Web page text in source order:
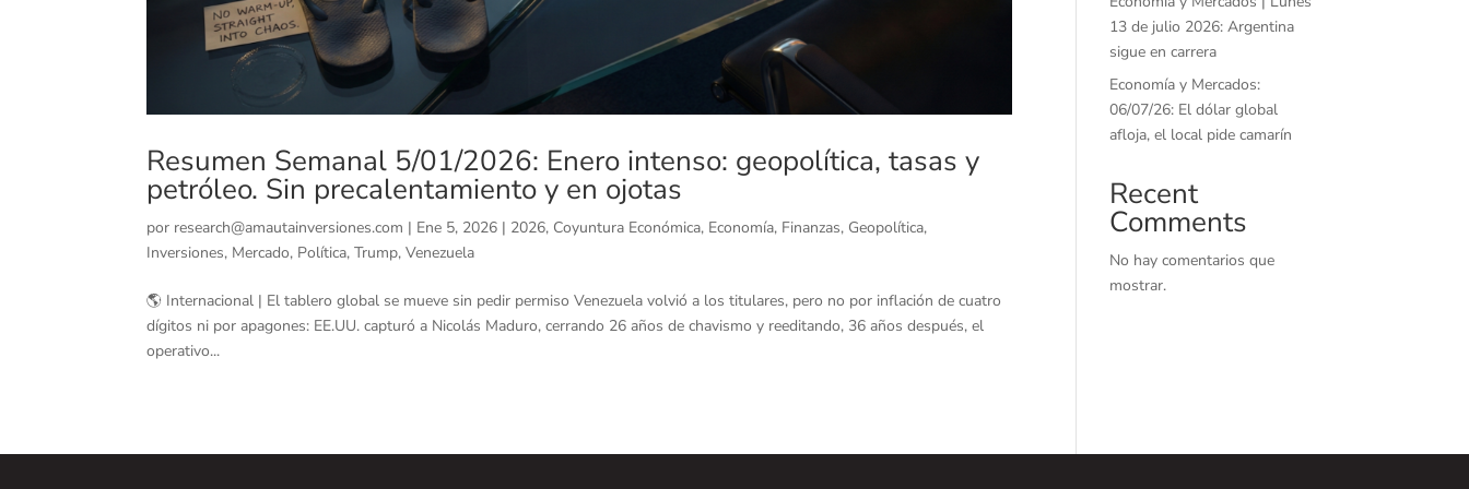
Resumen Semanal 5/01/2026: Enero intenso: geopolítica, tasas y
petróleo. Sin precalentamiento y en ojotas
por research@amautainversiones.com | Ene 5, 2026 | 2026, Coyuntura Económica, Economía, Finanzas, Geopolítica,
Inversiones, Mercado, Política,Trump,Venezuela
🌎 Internacional | El tablero global se mueve sin pedir permiso Venezuela volvió a los titulares, pero no por inflación de cuatro
dígitos ni por apagones: EE.UU. capturó a Nicolás Maduro, cerrando 26 años de chavismo y reeditando, 36 años después, el
operativo...
13 de julio 2026: Argentina
sigue en carrera
Economía y Mercados:
06/07/26: El dólar global
afloja, el local pide camarín
Recent
Comments
No hay comentarios que
mostrar.